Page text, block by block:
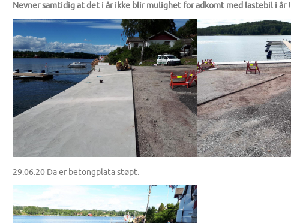
Nevner samtidig at det i år ikke blir mulighet for adkomt med lastebil i år !
29.06.20 Da er betongplata støpt.